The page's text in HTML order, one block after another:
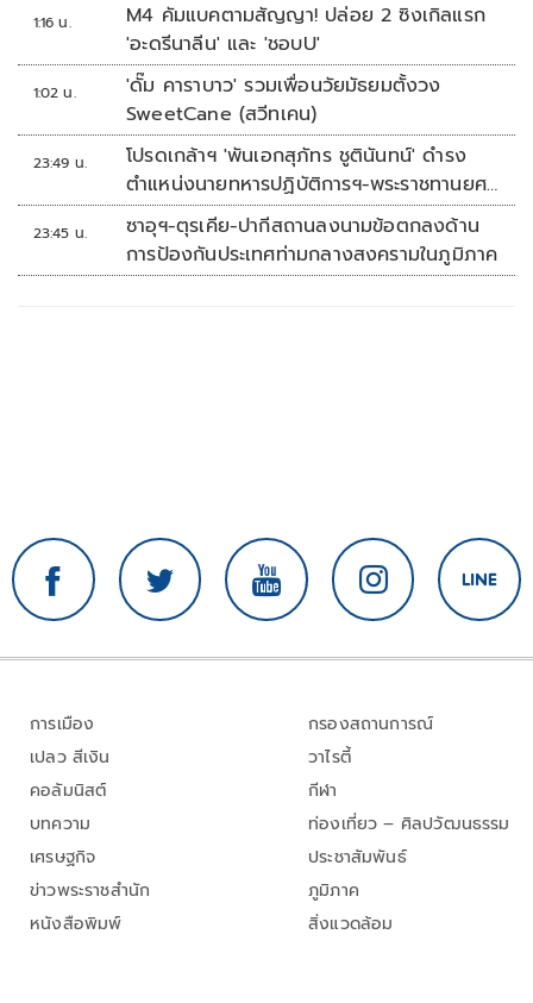
1:16 น.
M4 คัมแบคตามสัญญา! ปล่อย 2 ซิงเกิลแรก
'อะดรีนาลีน' และ 'ชอบU'
1:02 น.
'ดั๊ม คาราบาว' รวมเพื่อนวัยมัธยมตั้งวง
SweetCane (สวีทเคน)
23:49 น.
โปรดเกล้าฯ 'พันเอกสุภัทร ชูตินันทน์' ดำรง
ตำแหน่งนายทหารปฏิบัติการฯ-พระราชทานยศ
'พลตรี'
23:45 น.
ซาอุฯ-ตุรเคีย-ปากีสถานลงนามข้อตกลงด้าน
การป้องกันประเทศท่ามกลางสงครามในภูมิภาค
การเมือง
เปลว สีเงิน
คอลัมนิสต์
บทความ
เศรษฐกิจ
ข่าวพระราชสำนัก
หนังสือพิมพ์
กรองสถานการณ์
วาไรตี้
กีฬา
ท่องเที่ยว – ศิลปวัฒนธรรม
ประชาสัมพันธ์
ภูมิภาค
สิ่งแวดล้อม